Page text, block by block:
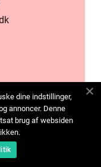
dine indstillinger,
annoncer. Denne
brug af websiden